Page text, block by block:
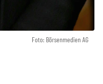
Foto: Börsenmedien AG